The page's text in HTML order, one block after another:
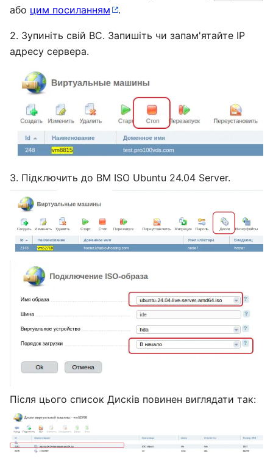
або цим посиланням .
2. Зупиніть свій ВС. Запишіть чи запам'ятайте IP
адресу сервера.
3. Підключить до ВМ ISO Ubuntu 24.04 Server.
Після цього список Дисків повинен виглядати так: